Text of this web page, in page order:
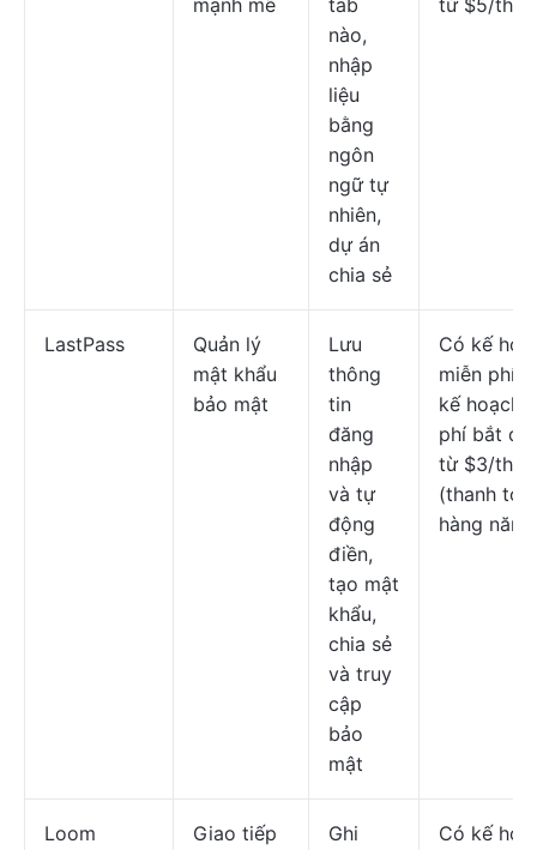
mạnh mẽ
tab
nào,
nhập
liệu
bằng
ngôn
ngữ tự
nhiên,
dự án
chia sẻ
từ $5/
LastPass
Quản lý
mật khẩu
bảo mật
Lưu
thông
tin
đăng
nhập
và tự
động
điền,
tạo mật
khẩu,
chia sẻ
và truy
cập
bảo
mật
Có kế
miễn phí;
kế hoạch
phí bắt
từ $3/
(thanh
hàng năm)
Loom
Giao tiếp
Ghi
Có kế